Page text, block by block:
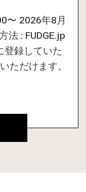
〜 2026年8月
: FUDGE.jp
録していた
ただけます。